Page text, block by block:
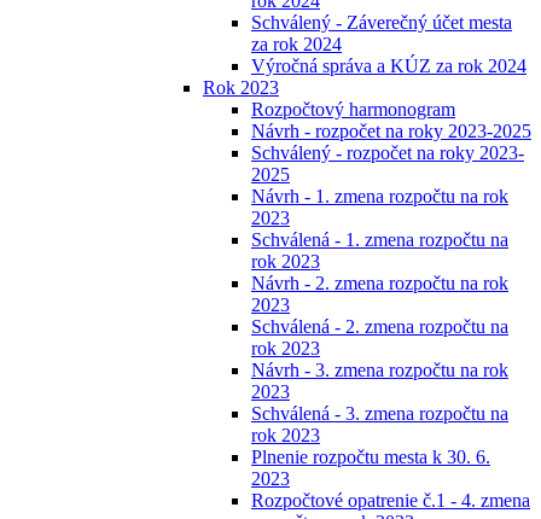
Schválený - Záverečný účet mesta
za rok 2024
Výročná správa a KÚZ za rok 2024
Rok 2023
Rozpočtový harmonogram
Návrh - rozpočet na roky 2023-2025
Schválený - rozpočet na roky 2023-
2025
Návrh - 1. zmena rozpočtu na rok
2023
Schválená - 1. zmena rozpočtu na
rok 2023
Návrh - 2. zmena rozpočtu na rok
2023
Schválená - 2. zmena rozpočtu na
rok 2023
Návrh - 3. zmena rozpočtu na rok
2023
Schválená - 3. zmena rozpočtu na
rok 2023
Plnenie rozpočtu mesta k 30. 6.
2023
Rozpočtové opatrenie č.1 - 4. zmena